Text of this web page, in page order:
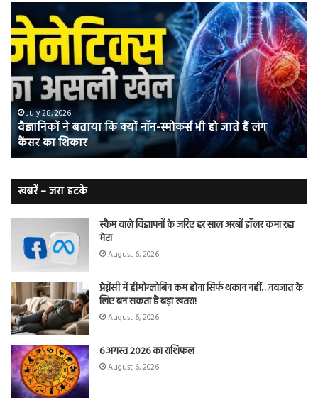
ने
बताया
कि
क्यों
नॉन-
स्मोकर्स
भी
जाते
हैं
कैंसर का
शिकार
July 28, 2026
वैज्ञानिकों ने बताया कि क्यों नॉन-स्मोकर्स भी हो जाते हैं लंग
कैंसर का शिकार
में
की
खबरें – जरा हटके
स्कैम वाले विज्ञापनों के जरिए हर साल अरबों डॉलर कमा रहा
मेटा
August 6, 2026
प्रेग्नेंसी में हीमोग्लोबिन कम होना सिर्फ थकान नहीं…नवजात के
लिए बन सकता है बड़ा खतरा!
August 6, 2026
6 अगस्त 2026 का राशिफल
August 6, 2026